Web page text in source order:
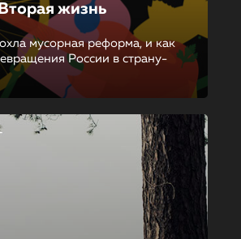
жизнь
мусорная реформа, и как
России в страну-